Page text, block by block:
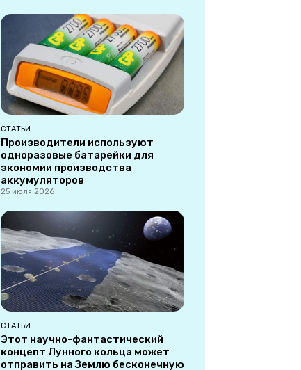
СТАТЬИ
Производители используют
одноразовые батарейки для
экономии производства
аккумуляторов
25 июля 2026
СТАТЬИ
Этот научно-фантастический
концепт Лунного кольца может
отправить на Землю бесконечную